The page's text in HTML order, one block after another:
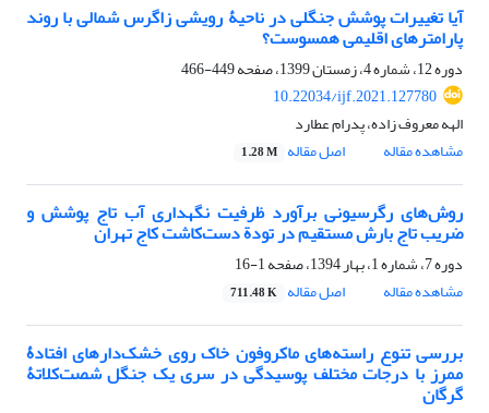
آیا تغییرات پوشش جنگلی در ناحیۀ رویشی زاگرس شمالی با روند
پارامترهای اقلیمی همسوست؟
دوره 12، شماره 4، زمستان 1399، صفحه
449-466
10.22034/ijf.2021.127780
الهه معروف زاده، پدرام عطارد
مشاهده مقاله
اصل مقاله 1.28 M
روش‌های رگرسیونی برآورد ظرفیت نگهداری آب تاج‏ پوشش و
ضریب تاج‏ بارش مستقیم در تودة دست‌کاشت کاج تهران
دوره 7، شماره 1، بهار 1394، صفحه
1-16
مشاهده مقاله
اصل مقاله 711.48 K
بررسی تنوع راسته‌های ماکروفون خاک روی خشک‌دارهای افتادۀ
ممرز با درجات مختلف پوسیدگی در سری یک جنگل شصت‌کلاتۀ
گرگان